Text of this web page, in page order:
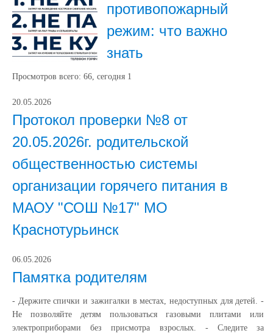
противопожарный
режим: что важно
знать
Просмотров всего: 66, сегодня 1
20.05.2026
Протокол проверки №8 от
20.05.2026г. родительской
общественностью системы
организации горячего питания в
МАОУ "СОШ №17" МО
Краснотурьинск
06.05.2026
Памятка родителям
- Держите спички и зажигалки в местах, недоступных для детей. -
Не позволяйте детям пользоваться газовыми плитами или
электроприборами без присмотра взрослых. - Следите за